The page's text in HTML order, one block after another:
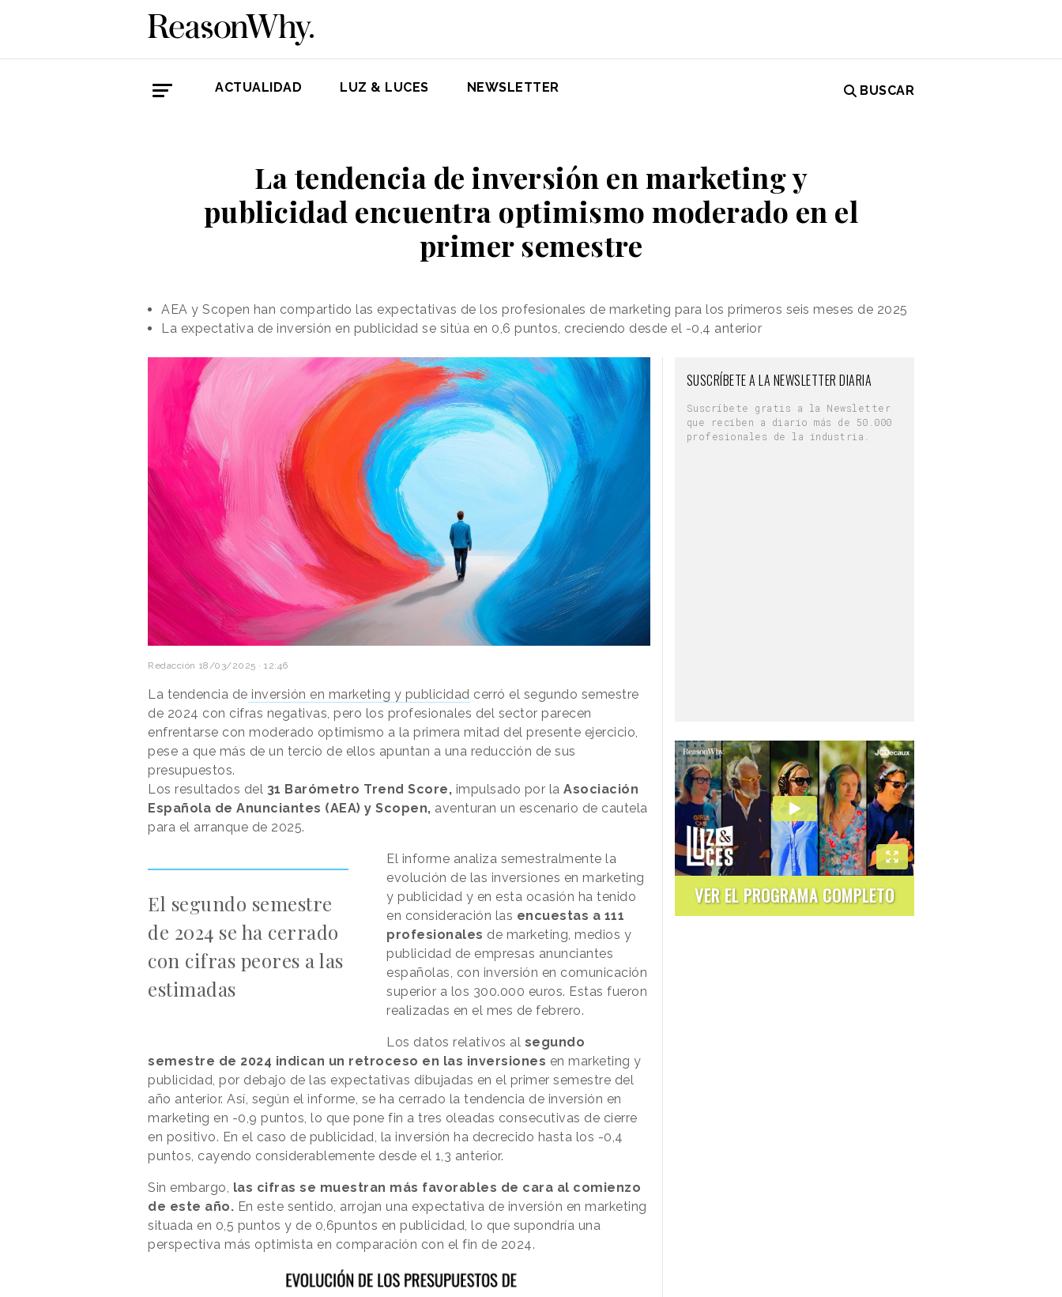
ACTUALIDAD LUZ & LUCES NEWSLETTER BUSCAR
La tendencia de inversión en marketing y
publicidad encuentra optimismo moderado en el
primer semestre
AEA y Scopen han compartido las expectativas de los profesionales de marketing para los primeros seis meses de 2025
La expectativa de inversión en publicidad se sitúa en 0,6 puntos, creciendo desde el -0,4 anterior
Redacción 18/03/2025 · 12:46
La tendencia de inversión en marketing y publicidad cerró el segundo semestre
de 2024 con cifras negativas, pero los profesionales del sector parecen
enfrentarse con moderado optimismo a la primera mitad del presente ejercicio,
pese a que más de un tercio de ellos apuntan a una reducción de sus
presupuestos.
Los resultados del 31 Barómetro Trend Score, impulsado por la Asociación
Española de Anunciantes (AEA) y Scopen, aventuran un escenario de cautela
para el arranque de 2025.
El segundo semestre
de 2024 se ha cerrado
con cifras peores a las
estimadas
El informe analiza semestralmente la
evolución de las inversiones en marketing
y publicidad y en esta ocasión ha tenido
en consideración las encuestas a 111
profesionales de marketing, medios y
publicidad de empresas anunciantes
españolas, con inversión en comunicación
superior a los 300.000 euros. Estas fueron
realizadas en el mes de febrero.
Los datos relativos al segundo
semestre de 2024 indican un retroceso en las inversiones en marketing y
publicidad, por debajo de las expectativas dibujadas en el primer semestre del
año anterior. Así, según el informe, se ha cerrado la tendencia de inversión en
marketing en -0,9 puntos, lo que pone fin a tres oleadas consecutivas de cierre
en positivo. En el caso de publicidad, la inversión ha decrecido hasta los -0,4
puntos, cayendo considerablemente desde el 1,3 anterior.
Sin embargo, las cifras se muestran más favorables de cara al comienzo
de este año. En este sentido, arrojan una expectativa de inversión en marketing
situada en 0,5 puntos y de 0,6puntos en publicidad, lo que supondría una
perspectiva más optimista en comparación con el fin de 2024.
SUSCRÍBETE A LA NEWSLETTER DIARIA
Suscríbete gratis a la Newsletter
que reciben a diario más de 50.000
profesionales de la industria.
VER EL PROGRAMA COMPLETO